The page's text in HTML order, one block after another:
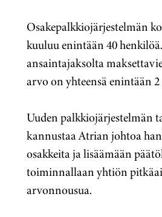
Osakepalkkiojärjestelmän
kuuluu enintään 40
ansaintajaksolta
arvo on yhteensä enintään
Uuden palkkiojärjestelmän
kannustaa Atrian johtoa
osakkeita ja lisäämään
toiminnallaan yhtiön
arvonnousua.